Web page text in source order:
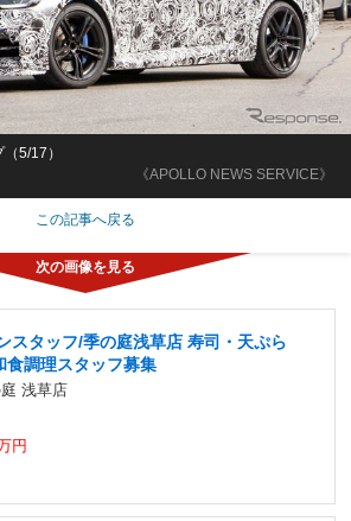
《APOLLO NEWS SERVICE》
5/17）
この記事へ戻る
スタッフ/季の庭浅草店 寿司・天ぷら
食調理スタッフ募集
浅草店
円